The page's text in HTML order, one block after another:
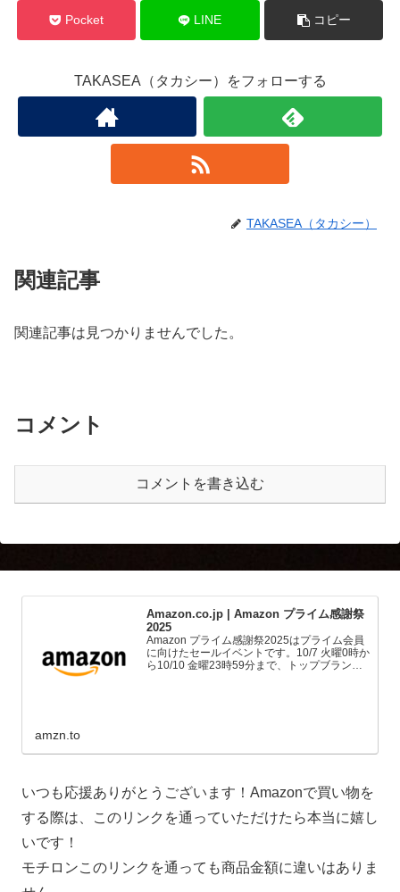
Pocket LINE コピー
TAKASEA（タカシー）をフォローする
TAKASEA（タカシー）
関連記事
関連記事は見つかりませんでした。
コメント
コメントを書き込む
Amazon.co.jp | Amazon プライム感謝祭
2025
Amazon プライム感謝祭2025はプライム会員
に向けたセールイベントです。10/7 火曜0時か
ら10/10 金曜23時59分まで、トップブランド
amzn.to
いつも応援ありがとうございます！Amazonで買い物を
する際は、このリンクを通っていただけたら本当に嬉し
いです！
モチロンこのリンクを通っても商品金額に違いはありま